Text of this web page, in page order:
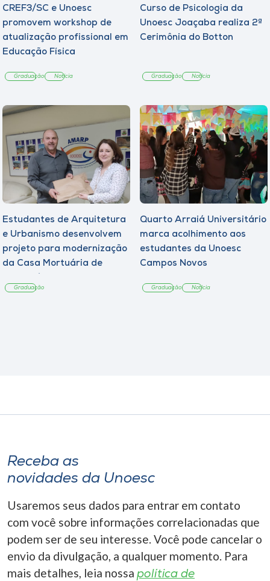
CREF3/SC e Unoesc
promovem workshop de
atualização profissional em
Educação Física
Graduação Notícia
Curso de Psicologia da
Unoesc Joaçaba realiza 2ª
Cerimônia do Botton
Graduação Notícia
Estudantes de Arquitetura
e Urbanismo desenvolvem
projeto para modernização
da Casa Mortuária de
Graduação
Quarto Arraiá Universitário
marca acolhimento aos
estudantes da Unoesc
Campos Novos
Graduação Notícia
Receba as
novidades da Unoesc
Usaremos seus dados para entrar em contato
com você sobre informações correlacionadas que
podem ser de seu interesse. Você pode cancelar o
envio da divulgação, a qualquer momento. Para
mais detalhes, leia nossa política de